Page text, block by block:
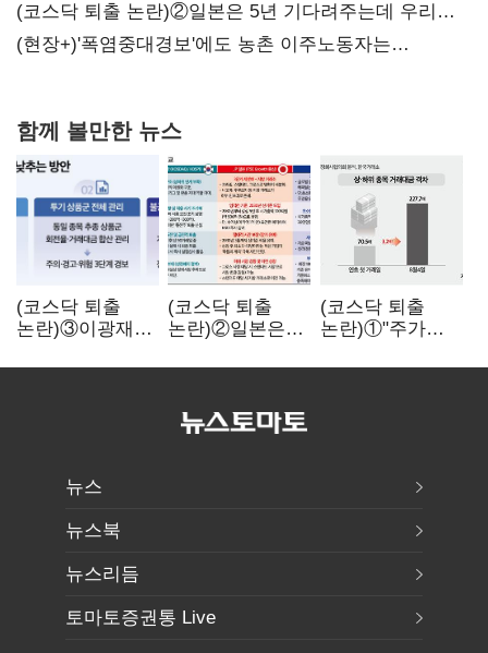
(코스닥 퇴출 논란)②일본은 5년 기다려주는데 우리는
당장 퇴출?…시간만으론 부족한 코스닥 구하기
(현장+)'폭염중대경보'에도 농촌 이주노동자는
함께 볼만한 뉴스
(코스닥 퇴출
논란)③이광재
자동차 없애지는
(코스닥 퇴출
논란)②일본은
기다려주는데
퇴출?…
시간만으론
(코스닥 퇴출
논란)①"주가
옥토 태운다"…
뉴스
뉴스북
뉴스리듬
토마토증권통 Live